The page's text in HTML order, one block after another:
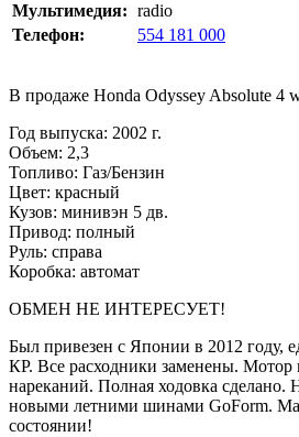
Мультимедия: radio
Телефон:
554 181 000
В продаже Honda Odyssey Absolute 4
Год выпуска: 2002 г.
Объем: 2,3
Топливо: Газ/Бензин
Цвет: красный
Кузов: минивэн 5 дв.
Привод: полный
Руль: справа
Коробка: автомат
ОБМЕН НЕ ИНТЕРЕСУЕТ!
Был привезен с Японии в 2012 году,
КР. Все расходники заменены. Мотор
нареканий. Полная ходовка сделано.
новыми летними шинами GoForm.
состоянии!